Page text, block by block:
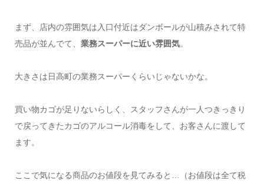
まず、店内の雰囲気は入口付近はダンボールが山積みされて特
売品が並んでて、 業務スーパーに近い雰囲気。
大きさは日高町の業務スーパーくらいじゃないかな。
買い物カゴが足りないらしく、スタッフさんが一人つきっきり
で戻ってきたカゴのアルコール消毒をして、お客さんに渡して
ます。
ここで気になる商品のお値段を見てみると…（お値段は全て税